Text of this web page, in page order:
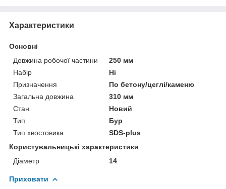
Характеристики
Основні
Довжина робочої частини
250 мм
Набір
Ні
Призначення
По бетону/цеглі/каменю
Загальна довжина
310 мм
Стан
Новий
Тип
Бур
Тип хвостовика
SDS-plus
Користувальницькі характеристики
Діаметр
14
Приховати